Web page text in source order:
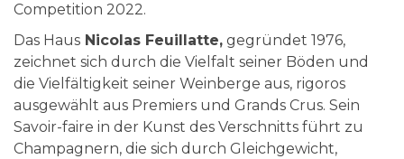
Competition 2022.
Das Haus Nicolas Feuillatte, gegründet 1976,
zeichnet sich durch die Vielfalt seiner Böden und
die Vielfältigkeit seiner Weinberge aus, rigoros
ausgewählt aus Premiers und Grands Crus. Sein
Savoir-faire in der Kunst des Verschnitts führt zu
Champagnern, die sich durch Gleichgewicht,